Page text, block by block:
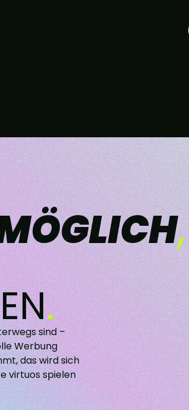
,
.
sind –
Werbung
das wird sich
virtuos spielen